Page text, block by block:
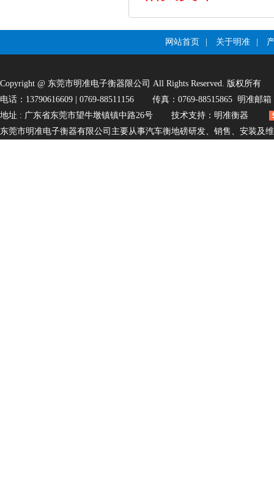
网站首页 关于明准
Copyright@东莞市明准电子衡器限公司AllRightsReserved.版权所有
电话：13790616609|0769-88511156
传真：0769-88515865 明准邮箱
地址:广东省东莞市望牛墩镇镇中路26号
技术支持： 明准衡器
东莞市明准电子衡器有限公司主要从事汽车衡地磅研发、销售、安装及